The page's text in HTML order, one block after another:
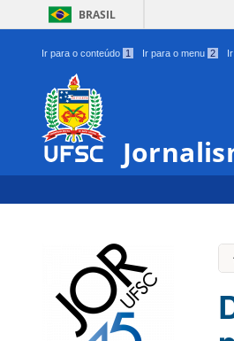
BRASIL
Ir para o conteúdo 1 Ir para o menu 2